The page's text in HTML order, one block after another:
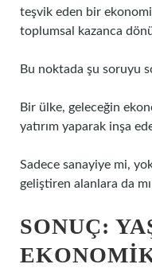
teşvik eden bir
toplumsal kazanca
Bu noktada şu soruyu
Bir ülke, geleceğin
yatırım yaparak inşa
Sadece sanayiye mi,
geliştiren alanlara da
SONUÇ: